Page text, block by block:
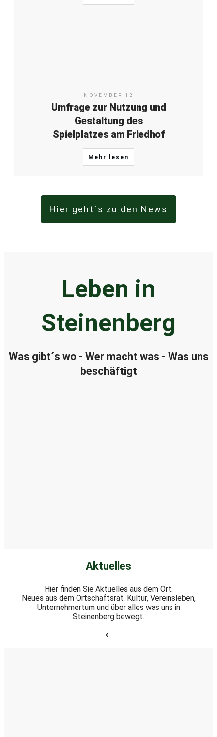
NOVEMBER 12
Umfrage zur Nutzung und
Gestaltung des
Spielplatzes am Friedhof
Mehr lesen
Hier geht´s zu den News
Leben in
Steinenberg
Was gibt´s wo - Wer macht was - Was uns
beschäftigt
Aktuelles
Hier finden Sie Aktuelles aus dem Ort.
Neues aus dem Ortschaftsrat, Kultur, Vereinsleben,
Unternehmertum und über alles was uns in
Steinenberg bewegt.